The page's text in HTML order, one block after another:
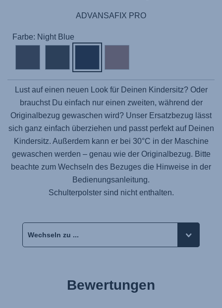
ADVANSAFIX PRO
Farbe: Night Blue
Lust auf einen neuen Look für Deinen Kindersitz? Oder
brauchst Du einfach nur einen zweiten, während der
Originalbezug gewaschen wird? Unser Ersatzbezug lässt
sich ganz einfach überziehen und passt perfekt auf Deinen
Kindersitz. Außerdem kann er bei 30°C in der Maschine
gewaschen werden – genau wie der Originalbezug. Bitte
beachte zum Wechseln des Bezuges die Hinweise in der
Bedienungsanleitung.
Schulterpolster sind nicht enthalten.
Bewertungen